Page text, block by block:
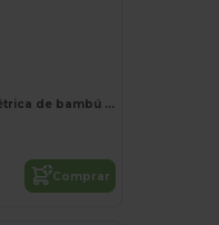
SOKUTEI Cinta métrica de bambú 1m
Comprar